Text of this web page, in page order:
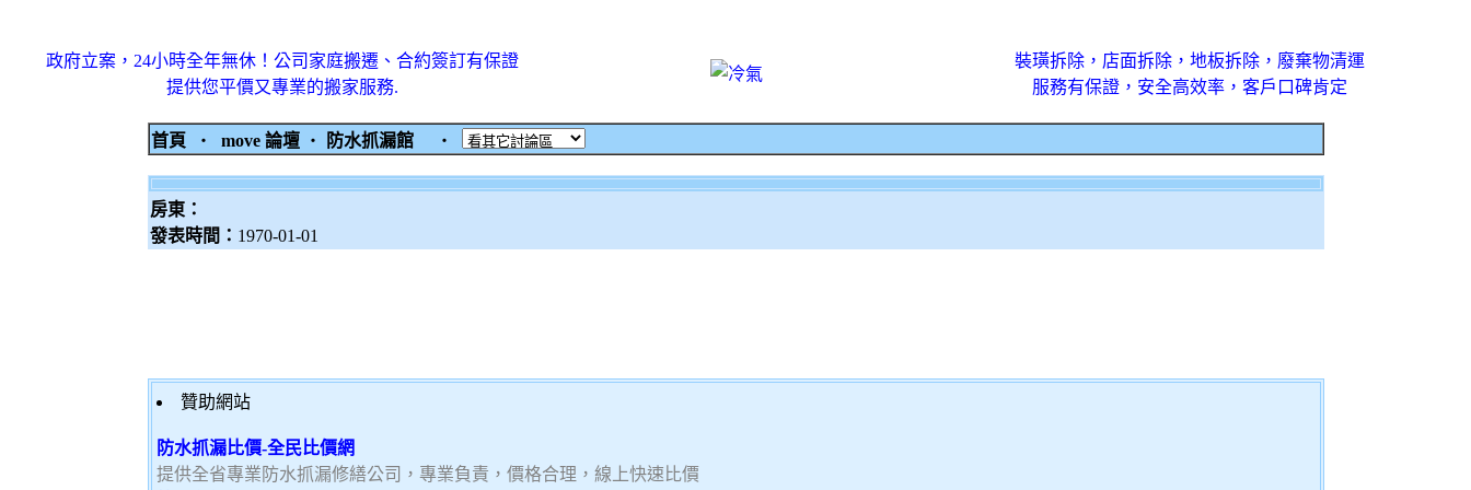
政府立案，24小時全年無休！公司家庭搬遷、合約簽訂有保證
提供您平價又專業的搬家服務.
裝璜拆除，店面拆除，地板拆除，廢棄物清運
服務有保證，安全高效率，客戶口碑肯定
首頁 ‧ move 論壇 ‧ 防水抓漏館 ‧
房東：
發表時間： 1970-01-01
贊助網站
防水抓漏比價-全民比價網
提供全省專業防水抓漏修繕公司，專業負責，價格合理，線上快速比價